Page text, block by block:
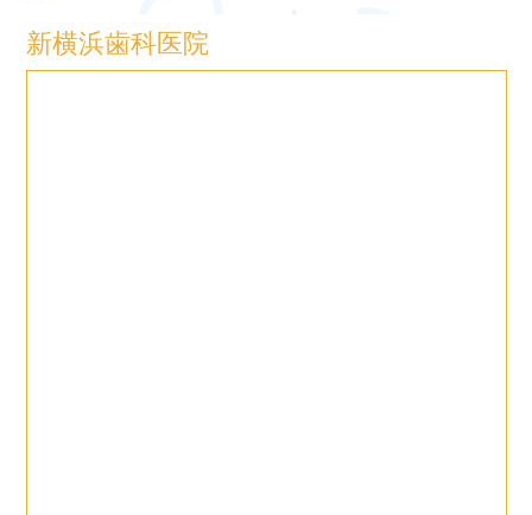
新横浜歯科医院